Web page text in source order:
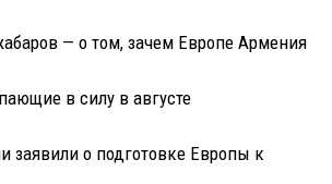
— о том, зачем Европе Армения
в силу в августе
заявили о подготовке Европы к